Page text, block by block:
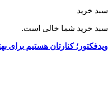
سبد خرید
سبد خرید شما خالی است.
ویدفکتور؛ کنارتان هستیم برای